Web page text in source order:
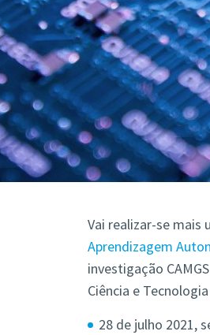
Vai realizar-se mais
Aprendizagem
investigação
Ciência e
28 de julho 2021,